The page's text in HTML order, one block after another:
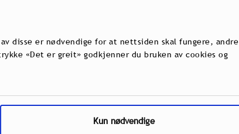
disse er nødvendige for at nettsiden skal fungere, andre
«Det er greit» godkjenner du bruken av cookies og
Kun nødvendige